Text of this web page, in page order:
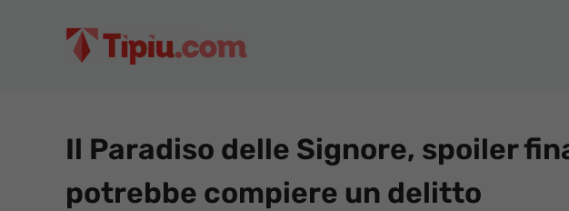
Il Paradiso delle Signore, spoiler
potrebbe compiere un delitto